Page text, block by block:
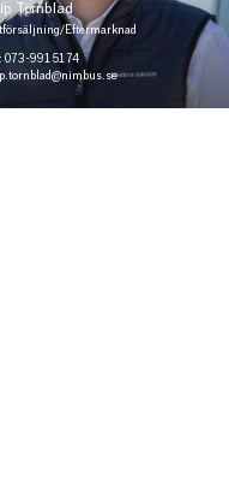
Törnblad
Eftermarknad
073-991 51 74